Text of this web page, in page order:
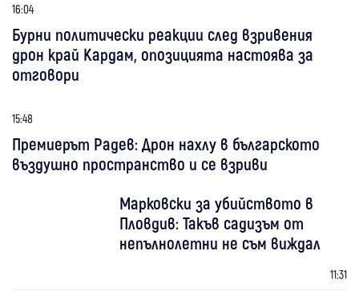
16:04
Бурни политически реакции след взривения
дрон край Кардам, опозицията настоява за
отговори
15:48
Премиерът Радев: Дрон нахлу в българското
въздушно пространство и се взриви
Марковски за убийството в
Пловдив: Такъв садизъм от
непълнолетни не съм виждал
11:31